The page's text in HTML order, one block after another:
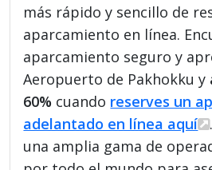
más rápido y sencillo de
aparcamiento en línea.
aparcamiento seguro y
Aeropuerto de Pakhokku y
60% cuando reserves un
adelantado en línea aquí
una amplia gama de